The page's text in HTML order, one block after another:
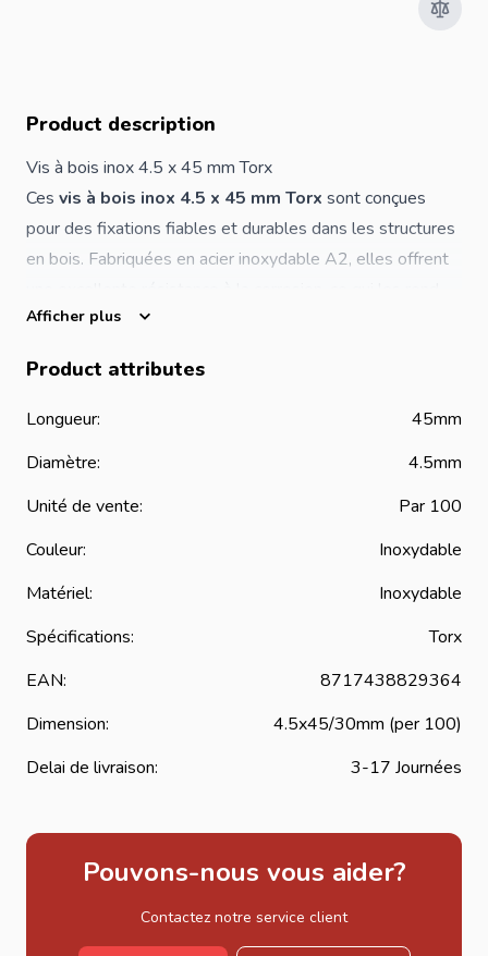
Product description
Vis à bois inox 4.5 x 45 mm Torx
Ces vis à bois inox 4.5 x 45 mm Torx sont conçues
pour des fixations fiables et durables dans les structures
en bois. Fabriquées en acier inoxydable A2, elles offrent
adaptées aux applications intérieures et extérieures,
L’empreinteTorxgarantit une transmission optimale du
couple de serrage, réduisant le risque de ripage et
sont idéales pour les travaux de menuiserie, charpente
légère et aménagement bois.
Diamètre : 4.5 mm
Longueur : 45 mm
Dimension : 4.5 x 45 / 30 mm
Couleur : Inox
Type d’empreinte : Torx
bois
Excellente tenue mécanique
Vissage précis et sécurisé
Afficher plus
Product attributes
Longueur:
45mm
Diamètre:
4.5mm
Unité de vente:
Par 100
Couleur:
Inoxydable
Matériel:
Inoxydable
Spécifications:
Torx
EAN:
8717438829364
Dimension:
4.5x45/30mm (per 100)
Delai de livraison:
3-17 Journées
Pouvons-nous vous aider?
Contactez notre service client